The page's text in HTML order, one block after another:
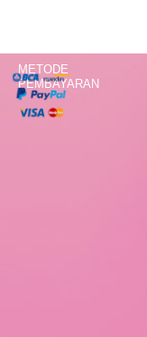
METODE
PEMBAYARAN